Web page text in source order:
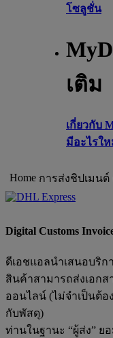
โซลูชั่น
เติม
เกี่ยวกับ
มีอะไรใ
Home การส่งชิปเมนต์
Digital Customs
ดีเอชแอลนำเสนอบริกา
สินค้าสามารถส่งเอก
ออนไลน์ (ไม่จำเป็นต้อ
กับพัสดุ)
ท่านในฐานะ “ผู้ส่ง”